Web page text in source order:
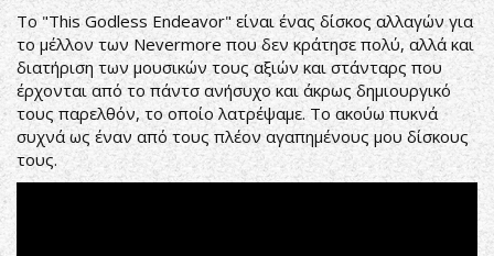
Το "This Godless Endeavor" είναι ένας δίσκος αλλαγών για
το μέλλον των Nevermore που δεν κράτησε πολύ, αλλά και
διατήριση των μουσικών τους αξιών και στάνταρς που
έρχονται από το πάντσ ανήσυχο και άκρως δημιουργικό
τους παρελθόν, το οποίο λατρέψαμε. Το ακούω πυκνά
συχνά ως έναν από τους πλέον αγαπημένους μου δίσκους
τους.